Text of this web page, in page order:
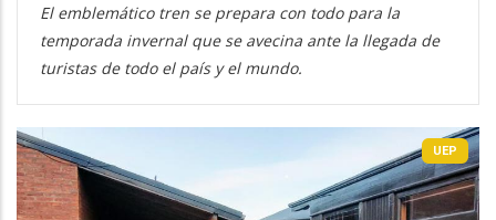
El emblemático tren se prepara con todo para la
temporada invernal que se avecina ante la llegada de
turistas de todo el país y el mundo.
UEP